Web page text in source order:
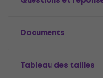
Documents
Tableau des tailles